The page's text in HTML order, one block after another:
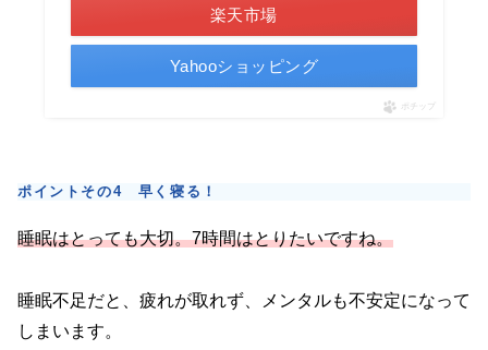
楽天市場
Yahooショッピング
ポチップ
ポイントその4 早く寝る！
睡眠はとっても大切。7時間はとりたいですね。
睡眠不足だと、疲れが取れず、メンタルも不安定になって
しまいます。